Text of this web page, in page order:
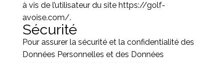
à vis de l’utilisateur du site https://golf-
avoise.com/.
Sécurité
Pour assurer la sécurité et la confidentialité des
Données Personnelles et des Données